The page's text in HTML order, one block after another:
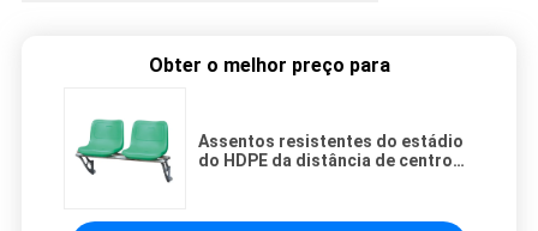
Obter o melhor preço para
Assentos resistentes do estádio
do HDPE da distância de centro